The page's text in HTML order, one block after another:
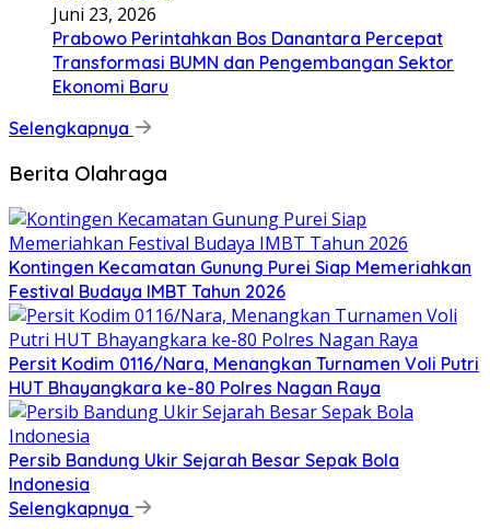
Juni 23, 2026
Prabowo Perintahkan Bos Danantara Percepat
Transformasi BUMN dan Pengembangan Sektor
Ekonomi Baru
Selengkapnya
Berita Olahraga
Kontingen Kecamatan Gunung Purei Siap Memeriahkan
Festival Budaya IMBT Tahun 2026
Persit Kodim 0116/Nara, Menangkan Turnamen Voli Putri
HUT Bhayangkara ke-80 Polres Nagan Raya
Persib Bandung Ukir Sejarah Besar Sepak Bola
Indonesia
Selengkapnya